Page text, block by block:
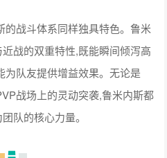
的战斗体系同样独具特色。鲁米
战的双重特性,既能瞬间倾泻高
队友提供增益效果。无论是
战场上的灵动突袭,鲁米内斯都
队的核心力量。